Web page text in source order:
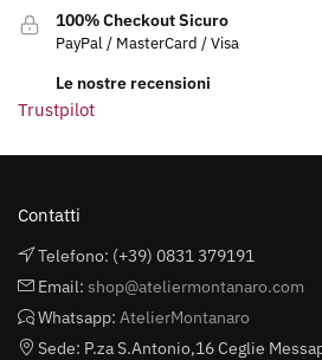
100% Checkout Sicuro
PayPal / MasterCard / Visa
Le nostre recensioni
Trustpilot
Contatti
Telefono: (+39) 0831 379191
Email: shop@ateliermontanaro.com
Whatsapp: AtelierMontanaro
Sede: P.za S.Antonio,16 Ceglie